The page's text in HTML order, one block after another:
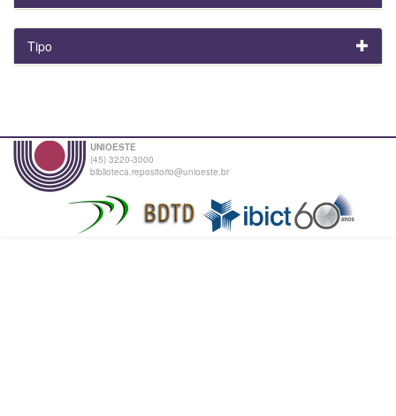
Tipo
UNIOESTE
(45) 3220-3000
biblioteca.repositorio@unioeste.br